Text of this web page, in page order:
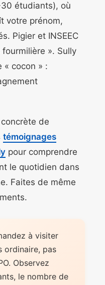
étudiants), où
votre prénom,
Pigier et INSEEC
fourmilière ». Sully
« cocon » :
de
témoignages
pour comprendre
le quotidien dans
Faites de même
à visiter
ordinaire, pas
Observez
le nombre de